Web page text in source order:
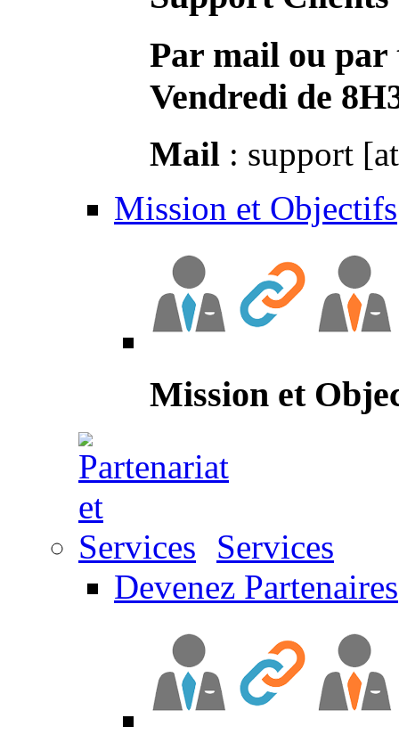
Par mail ou par
Vendredi de
Mail : support
Mission et Objectifs
Mission et
Services
Devenez Partenaires